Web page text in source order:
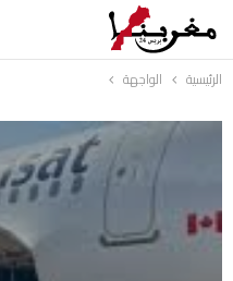
الرئيسية الواجهة